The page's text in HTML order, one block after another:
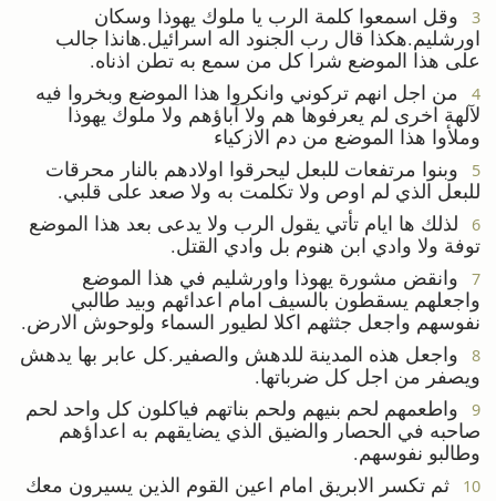
3
وقل اسمعوا كلمة الرب يا ملوك يهوذا وسكان
اورشليم.هكذا قال رب الجنود اله اسرائيل.هانذا جالب
على هذا الموضع شرا كل من سمع به تطن اذناه.
4
من اجل انهم تركوني وانكروا هذا الموضع وبخروا فيه
لآلهة اخرى لم يعرفوها هم ولا آباؤهم ولا ملوك يهوذا
وملأوا هذا الموضع من دم الازكياء
5
وبنوا مرتفعات للبعل ليحرقوا اولادهم بالنار محرقات
للبعل الذي لم اوص ولا تكلمت به ولا صعد على قلبي.
6
لذلك ها ايام تأتي يقول الرب ولا يدعى بعد هذا الموضع
توفة ولا وادي ابن هنوم بل وادي القتل.
7
وانقض مشورة يهوذا واورشليم في هذا الموضع
واجعلهم يسقطون بالسيف امام اعدائهم وبيد طالبي
نفوسهم واجعل جثثهم اكلا لطيور السماء ولوحوش الارض.
8
واجعل هذه المدينة للدهش والصفير.كل عابر بها يدهش
ويصفر من اجل كل ضرباتها.
9
واطعمهم لحم بنيهم ولحم بناتهم فياكلون كل واحد لحم
صاحبه في الحصار والضيق الذي يضايقهم به اعداؤهم
وطالبو نفوسهم.
10 ثم تكسر الابريق امام اعين القوم الذين يسيرون معك